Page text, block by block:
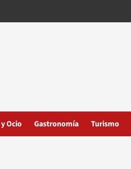
Ocio Gastronomía Turismo